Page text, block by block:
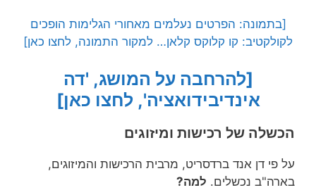
[בתמונה: הפרטים נעלמים מאחורי הגלימות הופכים
לקולקטיב: קו קלוקס קלאן… למקור התמונה, לחצו כאן]
[להרחבה על המושג, 'דה
אינדיבידואציה', לחצו כאן]
הכשלה של רכישות ומיזוגים
על פי דן אנד ברדסריט, מרבית הרכישות והמיזוגים,
בארה"ב נכשלים. למה?